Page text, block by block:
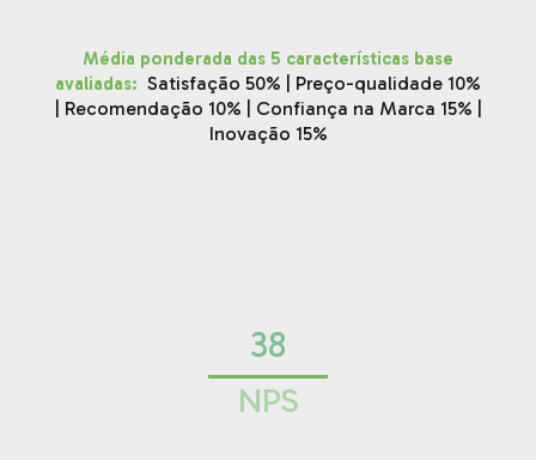
Média ponderada das 5 características base
avaliadas: Satisfação 50% | Preço-qualidade 10%
| Recomendação 10% | Confiança na Marca 15% |
Inovação 15%
38
NPS